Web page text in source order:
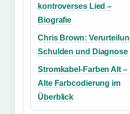
kontroverses Lied –
Biografie
Chris Brown:
Schulden und Diagnose
Stromkabel-Farben Alt –
Alte Farbcodierung im
Überblick